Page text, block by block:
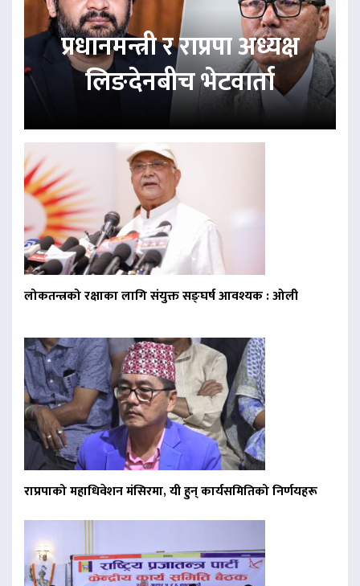
प्रधानमन्त्री र राप्रपा अध्यक्ष
लिङदेनबीच भेटवार्ता
लोकतन्त्रको रक्षाका लागि संयुक्त सङ्घर्ष आवश्यक : ओली
राप्रपाको महाधिवेशन मंसिरमा, यी हुन् कार्यसमितिको निर्णयहरू